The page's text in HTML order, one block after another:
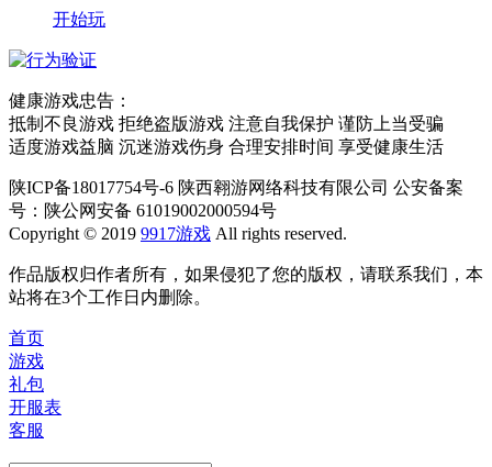
开始玩
健康游戏忠告：
抵制不良游戏 拒绝盗版游戏 注意自我保护 谨防上当受骗
适度游戏益脑 沉迷游戏伤身 合理安排时间 享受健康生活
陕ICP备18017754号-6 陕西翱游网络科技有限公司 公安备案
号：陕公网安备 61019002000594号
Copyright © 2019 9917游戏 All rights reserved.
作品版权归作者所有，如果侵犯了您的版权，请联系我们，本
站将在3个工作日内删除。
首页
游戏
礼包
开服表
客服